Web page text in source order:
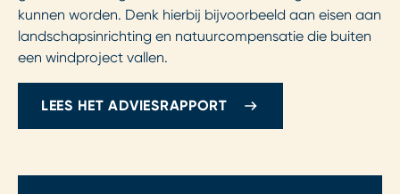
kunnen worden. Denk hierbij bijvoorbeeld aan eisen aan
landschapsinrichting en natuurcompensatie die buiten
een windproject vallen.
LEES HET ADVIESRAPPORT